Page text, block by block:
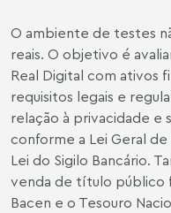
O ambiente de testes
reais. O objetivo é
Real Digital com ativos
requisitos legais e
relação à privacidade e
conforme a Lei Geral
Lei do Sigilo Bancário.
venda de título público
Bacen e o Tesouro